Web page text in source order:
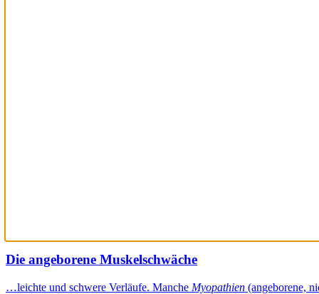
Die angeborene Muskelschwäche
…leichte und schwere Verläufe. Manche Myopathien (angeborene,